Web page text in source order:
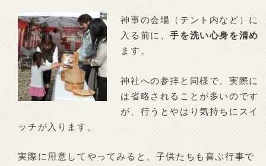
神事の会場（テント内など）に
入る前に、手を洗い心身を清め
ます。
神社への参拝と同様で、実際に
は省略されることが多いのです
が、行うとやはり気持ちにスイ
ッチが入ります。
実際に用意してやってみると、子供たちも喜ぶ行事で